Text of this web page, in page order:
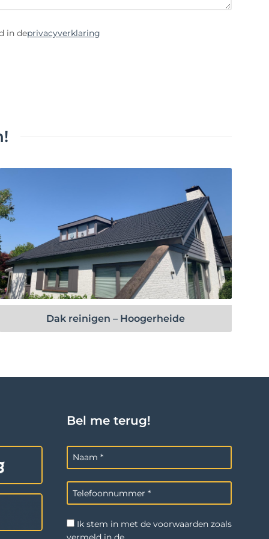
in deprivacyverklaring
Bekijk project
Dak reinigen – Hoogerheide
Bel me terug!
Ik stem in met de voorwaarden zoals